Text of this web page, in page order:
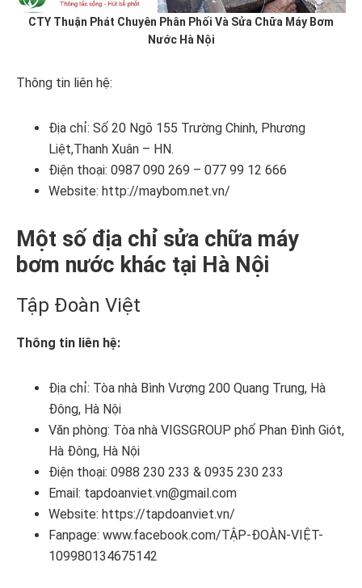
CTY Thuận Phát Chuyên Phân Phối Và Sửa Chữa Máy Bơm
Nước Hà Nội
Thông tin liên hệ:
Địa chỉ: Số 20 Ngõ 155 Trường Chinh, Phương
Liệt,Thanh Xuân – HN.
Điện thoại: 0987 090 269 – 077 99 12 666
Website: http://maybom.net.vn/
Một số địa chỉ sửa chữa máy
bơm nước khác tại Hà Nội
Tập Đoàn Việt
Thông tin liên hệ:
Địa chỉ: Tòa nhà Bình Vượng 200 Quang Trung, Hà
Đông, Hà Nội
Văn phòng: Tòa nhà VIGSGROUP phố Phan Đình Giót,
Hà Đông, Hà Nội
Điện thoại: 0988 230 233 & 0935 230 233
Email: tapdoanviet.vn@gmail.com
Website: https://tapdoanviet.vn/
Fanpage: www.facebook.com/TẬP-ĐOÀN-VIỆT-
109980134675142